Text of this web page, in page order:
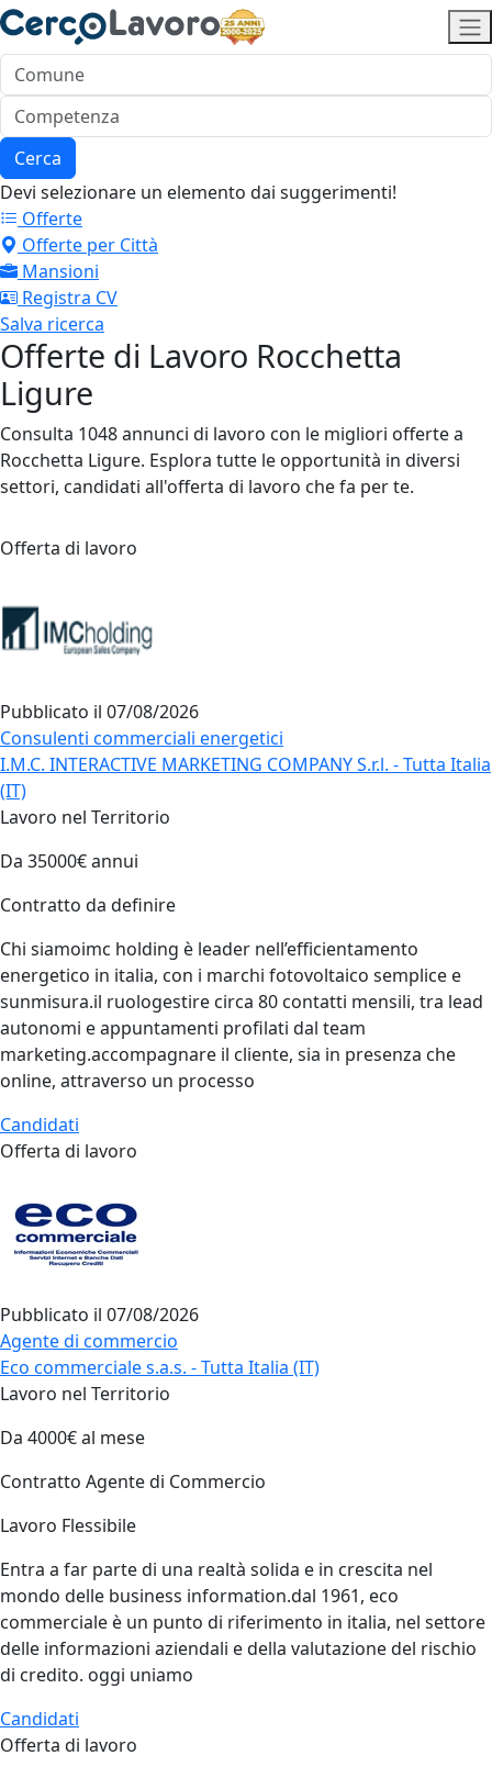
Cerca
Devi selezionare un elemento dai suggerimenti!
Offerte
Offerte per Città
Mansioni
Registra CV
Salva ricerca
Offerte di Lavoro Rocchetta
Ligure
Consulta 1048 annunci di lavoro con le migliori offerte a
Rocchetta Ligure. Esplora tutte le opportunità in diversi
settori, candidati all'offerta di lavoro che fa per te.
Offerta di lavoro
Pubblicato il 07/08/2026
Consulenti commerciali energetici
I.M.C. INTERACTIVE MARKETING COMPANY S.r.l. - Tutta Italia
(IT)
Lavoro nel Territorio
Da 35000€ annui
Contratto da definire
Chi siamoimc holding è leader nell’efficientamento
energetico in italia, con i marchi fotovoltaico semplice e
sunmisura.il ruologestire circa 80 contatti mensili, tra lead
autonomi e appuntamenti profilati dal team
marketing.accompagnare il cliente, sia in presenza che
online, attraverso un processo
Candidati
Offerta di lavoro
Pubblicato il 07/08/2026
Agente di commercio
Eco commerciale s.a.s. - Tutta Italia (IT)
Lavoro nel Territorio
Da 4000€ al mese
Contratto Agente di Commercio
Lavoro Flessibile
Entra a far parte di una realtà solida e in crescita nel
mondo delle business information.dal 1961, eco
commerciale è un punto di riferimento in italia, nel settore
delle informazioni aziendali e della valutazione del rischio
di credito. oggi uniamo
Candidati
Offerta di lavoro